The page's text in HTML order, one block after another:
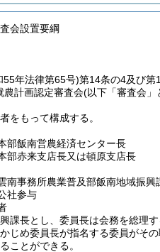
会設置要綱
55年法律第65号)第14条の4及び第
農計画認定審査会(以下「審査会」
をもって構成する。
部飯南営農経済センター長
部赤来支店長又は頓原支店長
南事務所農業普及部飯南地域振興
社参与
課長とし、委員長は会務を総理す
じめ委員長が指名する委員がその
ことができる。